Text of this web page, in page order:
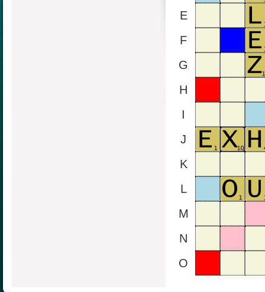
E
F
G
H
I
J
K
L
M
N
O